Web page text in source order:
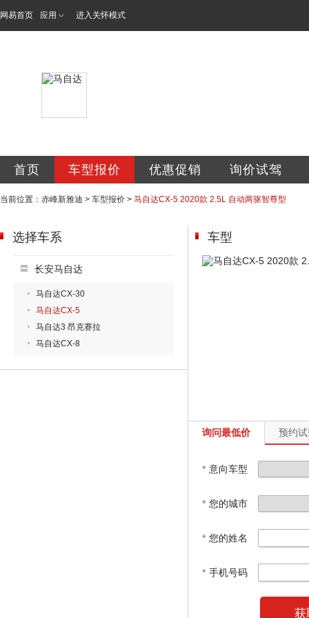
网易首页 应用 进入关怀模式
首页 车型报价 优惠促销 询价试驾
当前位置： 赤峰新雅迪 > 车型报价 > 马自达CX-5 2020款 2.5L 自动两驱智尊型
选择车系
长安马自达
马自达CX-30
马自达CX-5
马自达3 昂克赛拉
马自达CX-8
车型
询问最低价 预约
* 意向车型
* 您的城市
* 您的姓名
* 手机号码
获